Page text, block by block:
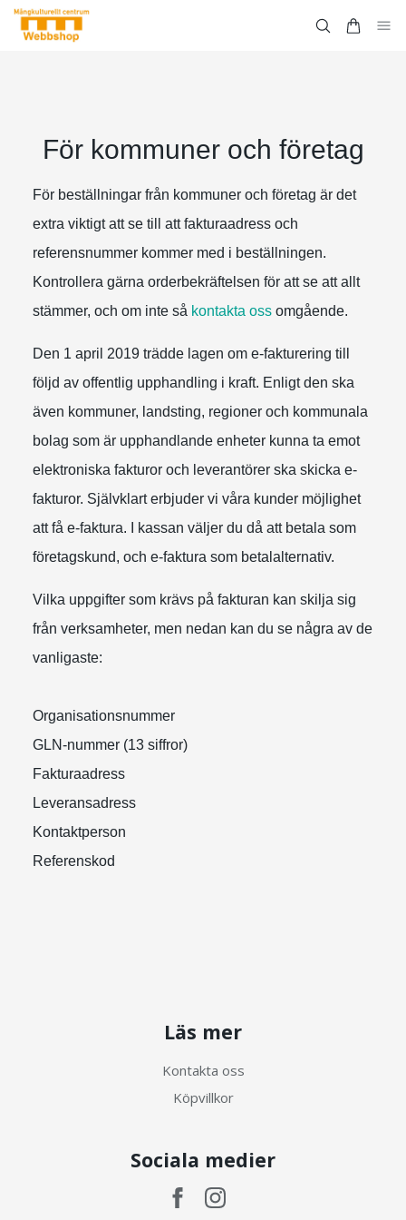
För kommuner och företag
För beställningar från kommuner och företag är det
extra viktigt att se till att fakturaadress och
referensnummer kommer med i beställningen.
Kontrollera gärna orderbekräftelsen för att se att allt
stämmer, och om inte så kontakta ossomgående.
Den 1 april 2019 trädde lagen om e-fakturering till
följd av offentlig upphandling i kraft. Enligt den ska
även kommuner, landsting, regioner och kommunala
bolag som är upphandlande enheter kunna ta emot
elektroniska fakturor och leverantörer ska skicka e-
fakturor. Självklart erbjuder vi våra kunder möjlighet
att få e-faktura. I kassan väljer du då att betala som
företagskund, och e-faktura som betalalternativ.
Vilka uppgifter som krävs på fakturan kan skilja sig
från verksamheter, men nedan kan du se några av de
vanligaste:
Organisationsnummer
GLN-nummer (13 siffror)
Fakturaadress
Leveransadress
Kontaktperson
Referenskod
Läs mer
Kontakta oss
Köpvillkor
Sociala medier